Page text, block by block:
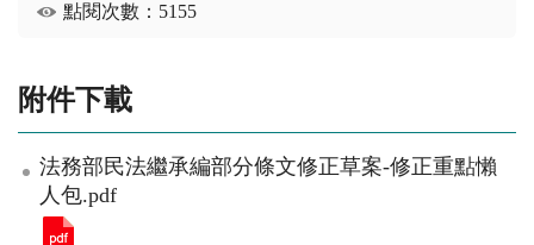
點閱次數：5155
附件下載
法務部民法繼承編部分條文修正草案-修正重點懶
人包.pdf